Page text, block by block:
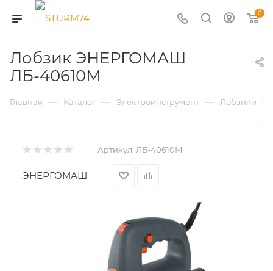
0
Лобзик ЭНЕРГОМАШ
ЛБ-40610М
Главная — Каталог — Электроинструмент — Лобзики —
Артикул: ЛБ-40610М
ЭНЕРГОМАШ